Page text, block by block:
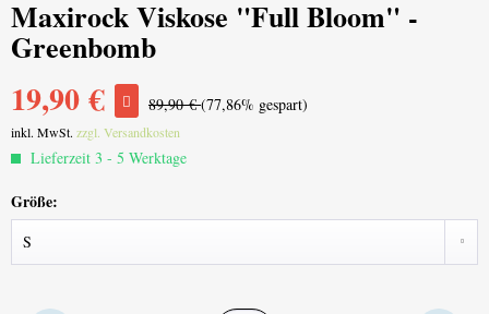
Maxirock Viskose "Full Bloom" -
Greenbomb
19,90 € 89,90 €(77,86% gespart)
inkl. MwSt. zzgl. Versandkosten
Lieferzeit 3 - 5 Werktage
Größe: